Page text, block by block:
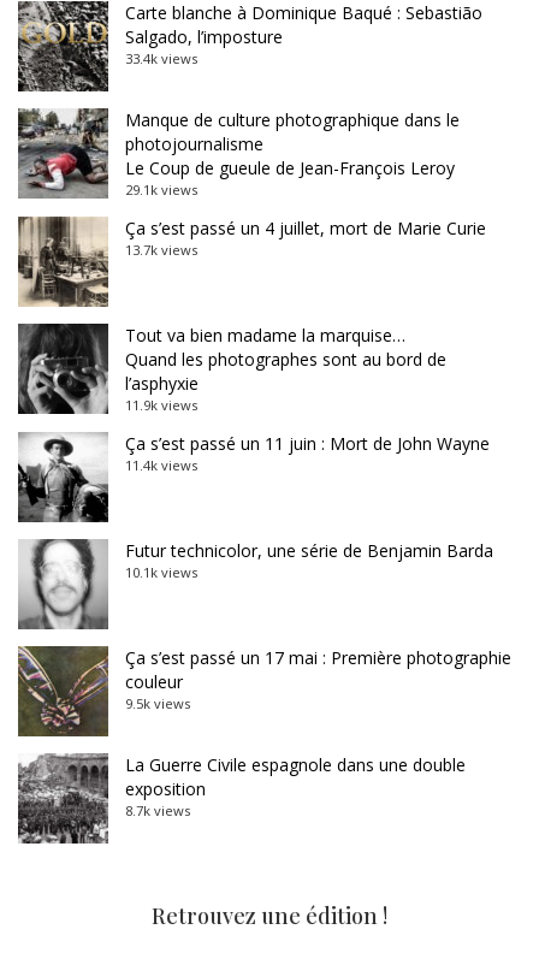
Carte blanche à Dominique Baqué : Sebastião
Salgado, l’imposture
33.4k views
Manque de culture photographique dans le
photojournalisme
Le Coup de gueule de Jean-François Leroy
29.1k views
Ça s’est passé un 4 juillet, mort de Marie Curie
13.7k views
Tout va bien madame la marquise…
Quand les photographes sont au bord de
l’asphyxie
11.9k views
Ça s’est passé un 11 juin : Mort de John Wayne
11.4k views
Futur technicolor, une série de Benjamin Barda
10.1k views
Ça s’est passé un 17 mai : Première photographie
couleur
9.5k views
La Guerre Civile espagnole dans une double
exposition
8.7k views
Retrouvez une édition !